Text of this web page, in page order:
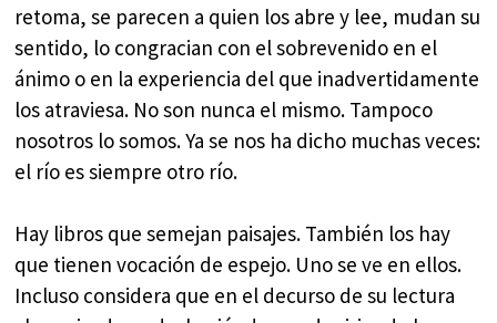
retoma, se parecen a quien los abre y lee, mudan su
sentido, lo congracian con el sobrevenido en el
ánimo o en la experiencia del que inadvertidamente
los atraviesa. No son nunca el mismo. Tampoco
nosotros lo somos. Ya se nos ha dicho muchas veces:
el río es siempre otro río.
Hay libros que semejan paisajes. También los hay
que tienen vocación de espejo. Uno se ve en ellos.
Incluso considera que en el decurso de su lectura